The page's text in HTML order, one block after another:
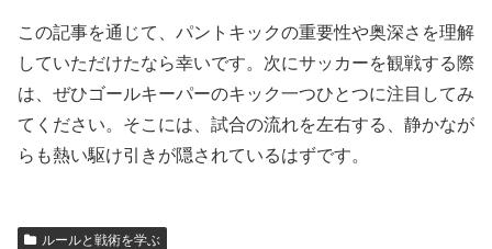
この記事を通じて、パントキックの重要性や奥深さを理解
していただけたなら幸いです。次にサッカーを観戦する際
は、ぜひゴールキーパーのキック一つひとつに注目してみ
てください。そこには、試合の流れを左右する、静かなが
らも熱い駆け引きが隠されているはずです。
ルールと戦術を学ぶ